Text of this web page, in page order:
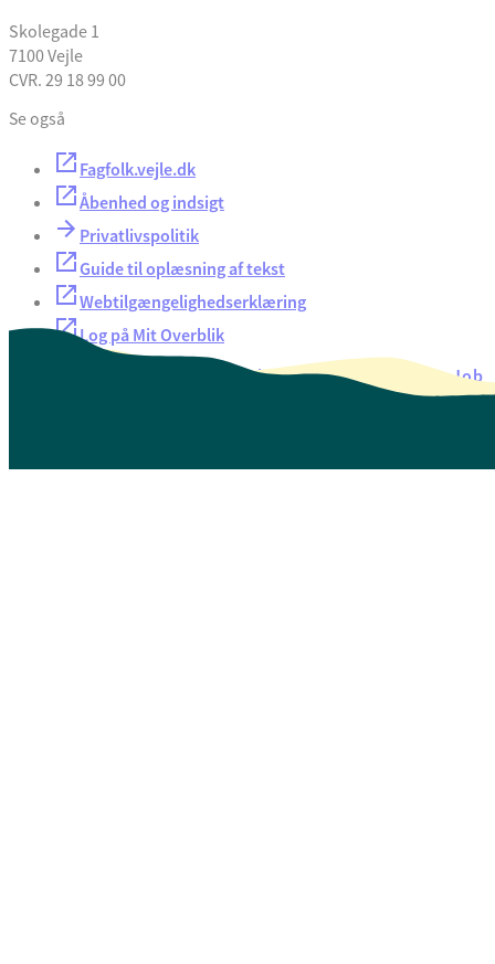
Skolegade 1
7100 Vejle
CVR. 29 18 99 00
Se også
Fagfolk.vejle.dk
Åbenhed og indsigt
Privatlivspolitik
Guide til oplæsning af tekst
Webtilgængelighedserklæring
Log på Mit Overblik
Oversigt over selvbetjeningJob